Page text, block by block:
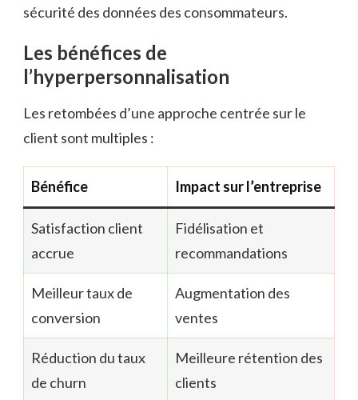
sécurité des données des consommateurs.
Les bénéfices de
l’hyperpersonnalisation
Les retombées d’une approche centrée sur le
client sont multiples :
Bénéfice Impact sur l’entreprise
Satisfaction client
accrue
Fidélisation et
recommandations
Meilleur taux de
conversion
Augmentation des
ventes
Réduction du taux
de churn
Meilleure rétention des
clients